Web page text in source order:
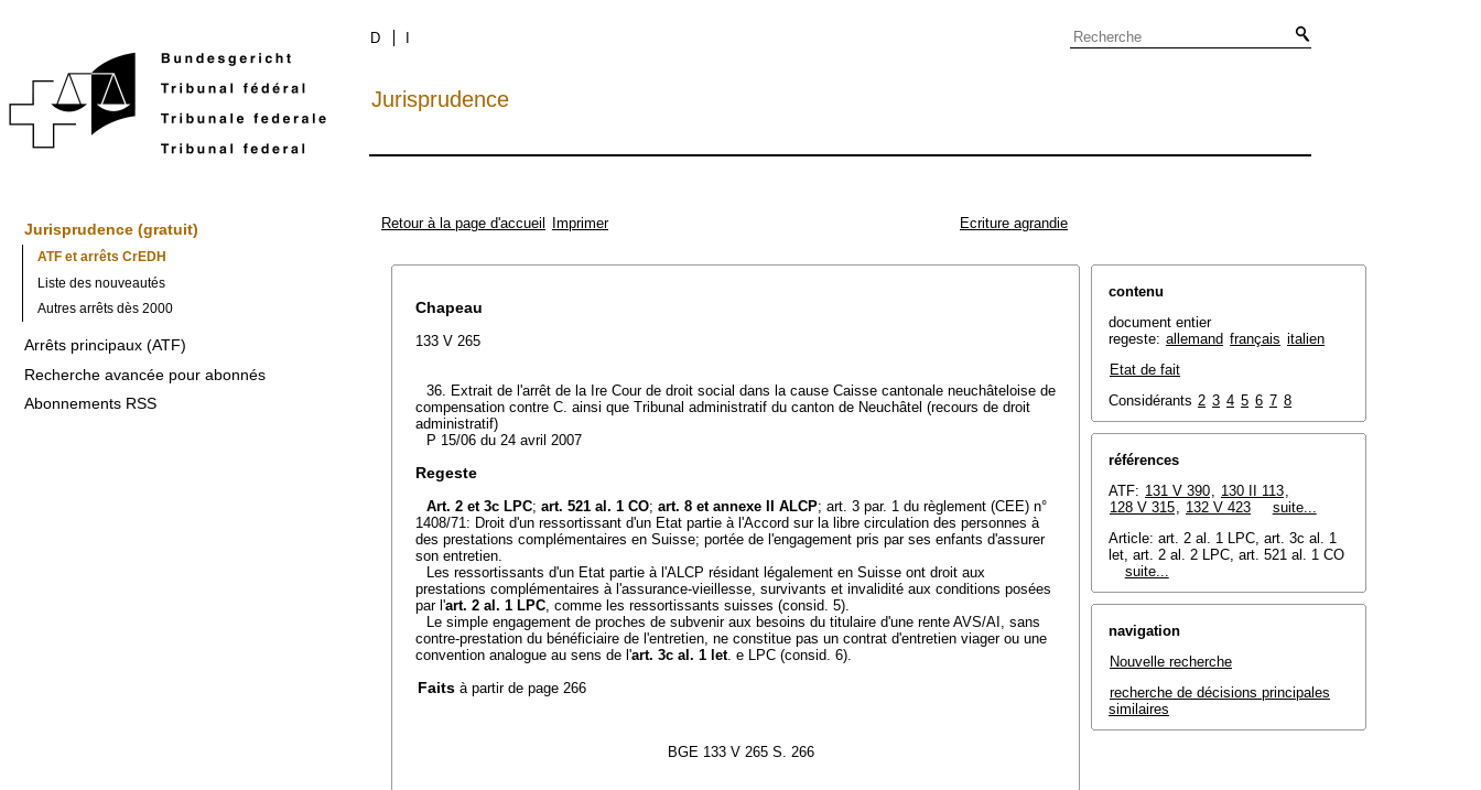
D
Jurisprudence
Jurisprudence (gratuit)
ATF et arrêts CrEDH
Liste des nouveautés
Autres arrêts dès 2000
Arrêts principaux (ATF)
Recherche avancée pour abonnés
Abonnements RSS
Retour à la page d'accueil Imprimer Ecriture agrandie
Chapeau
133 V 265
36. Extrait de l'arrêt de la Ire Cour de droit social dans la cause Caisse cantonale neuchâteloise de
compensation contre C. ainsi que Tribunal administratif du canton de Neuchâtel (recours de droit
administratif)
P 15/06 du 24 avril 2007
Regeste
Art. 2 et 3c LPC; art. 521 al. 1 CO; art. 8 et annexe II ALCP; art. 3 par. 1 du règlement (CEE) n°
1408/71: Droit d'un ressortissant d'un Etat partie à l'Accord sur la libre circulation des personnes à
des prestations complémentaires en Suisse; portée de l'engagement pris par ses enfants d'assurer
son entretien.
Les ressortissants d'un Etat partie à l'ALCP résidant légalement en Suisse ont droit aux
prestations complémentaires à l'assurance-vieillesse, survivants et invalidité aux conditions posées
par l'art. 2 al. 1 LPC, comme les ressortissants suisses (consid. 5).
Le simple engagement de proches de subvenir aux besoins du titulaire d'une rente AVS/AI, sans
contre-prestation du bénéficiaire de l'entretien, ne constitue pas un contrat d'entretien viager ou une
convention analogue au sens de l'art. 3c al. 1 let. e LPC (consid. 6).
Faits à partir de page 266
BGE 133 V 265 S. 266
contenu
document entier
regeste: allemand français italien
Etat de fait
Considérants 2 3 4 5 6 7 8
références
ATF: 131 V 390, 130 II 113,
128 V 315, 132 V 423
suite...
Article: art. 2 al. 1 LPC, art. 3c al. 1
let, art. 2 al. 2 LPC, art. 521 al. 1 CO
suite...
navigation
Nouvelle recherche
recherche de décisions principales
similaires